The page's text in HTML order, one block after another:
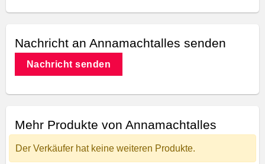
Nachricht an Annamachtalles senden
Nachricht senden
Mehr Produkte von Annamachtalles
Der Verkäufer hat keine weiteren Produkte.